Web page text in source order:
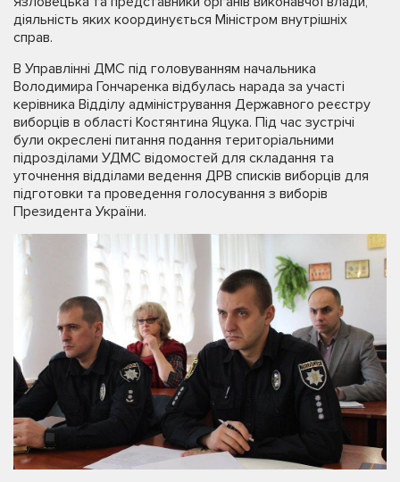
діяльність яких координується Міністром внутрішніх
справ.
В Управлінні ДМС під головуванням начальника
Володимира Гончаренка відбулась нарада за участі
керівника Відділу адміністрування Державного реєстру
виборців в області Костянтина Яцука. Під час зустрічі
були окреслені питання подання територіальними
підрозділами УДМС відомостей для складання та
уточнення відділами ведення ДРВ списків виборців для
підготовки та проведення голосування з виборів
Президента України.